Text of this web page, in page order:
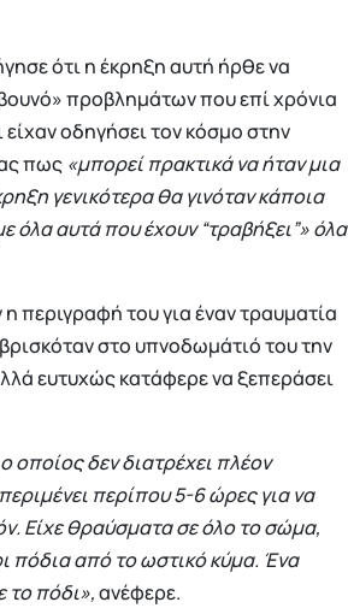
ότι η έκρηξη αυτή ήρθε να
προβλημάτων που επί χρόνια
οδηγήσει τον κόσμο στην
πως «μπορεί πρακτικά να ήταν μια
γενικότερα θα γινόταν κάποια
όλα αυτά που έχουν “τραβήξει”» όλα
η περιγραφή του για έναν τραυματία
στο υπνοδωμάτιό του την
ευτυχώς κατάφερε να ξεπεράσει
οποίος δεν διατρέχει πλέον
περίπου 5-6 ώρες για να
Είχε θραύσματα σε όλο το σώμα,
από το ωστικό κύμα. Ένα
το πόδι»,ανέφερε.